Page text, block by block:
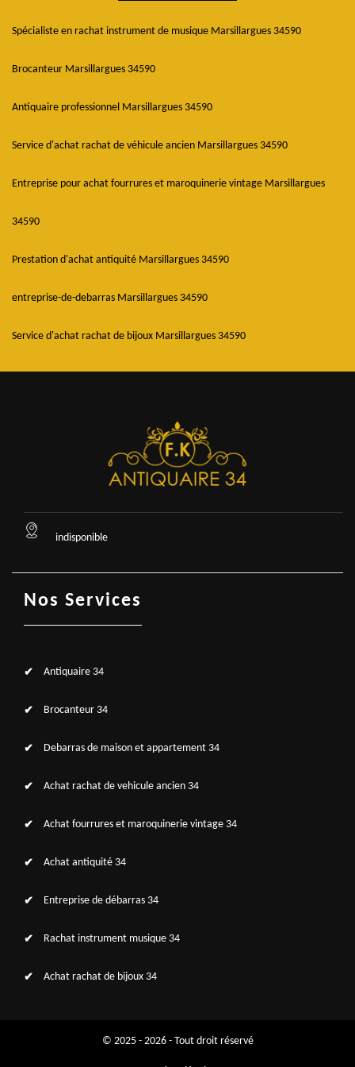
Spécialiste en rachat instrument de musique Marsillargues 34590
Brocanteur Marsillargues 34590
Antiquaire professionnel Marsillargues 34590
Service d'achat rachat de véhicule ancien Marsillargues 34590
Entreprise pour achat fourrures et maroquinerie vintage Marsillargues
34590
Prestation d'achat antiquité Marsillargues 34590
entreprise-de-debarras Marsillargues 34590
Service d'achat rachat de bijoux Marsillargues 34590
indisponible
Nos Services
Antiquaire 34
Brocanteur 34
Debarras de maison et appartement 34
Achat rachat de vehicule ancien 34
Achat fourrures et maroquinerie vintage 34
Achat antiquité 34
Entreprise de débarras 34
Rachat instrument musique 34
Achat rachat de bijoux 34
© 2025 - 2026 - Tout droit réservé